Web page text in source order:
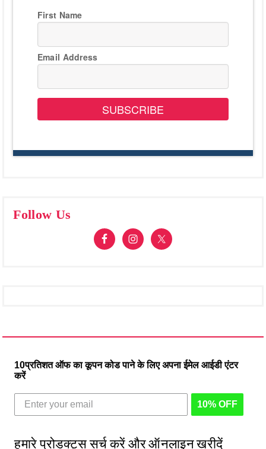
First Name
Email Address
SUBSCRIBE
Follow Us
10प्रतिशत ऑफ का कूपन कोड पाने के लिए अपना ईमेल आईडी एंटर
करें
10% OFF
हमारे प्रोडक्ट्स सर्च करें और ऑनलाइन खरीदें